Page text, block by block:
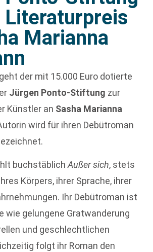
Marianna
der mit 15.000 Euro dotierte
Jürgen Ponto-Stiftung zur
Künstler an Sasha Marianna
wird für ihren Debütroman
buchstäblichAußer sich, stets
Körpers, ihrer Sprache, ihrer
Ihr Debütroman ist
wie gelungene Gratwanderung
und geschlechtlichen
folgt ihr Roman den